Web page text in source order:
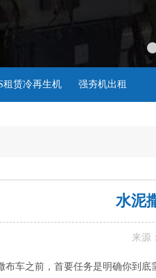
租赁冷再生机 强夯机出租
水泥
来源：
布车之前，首要任务是明确你到底